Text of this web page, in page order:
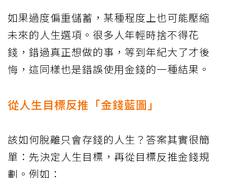
間等，這些雖然不會反映在帳戶數字上，卻
直接影響人生的豐富程度。
尤其對年輕世代而言，投資經驗往往更容易
入，人脈投資也可能成為未來職涯或創業機
如果過度偏重儲蓄，某種程度上也可能壓縮